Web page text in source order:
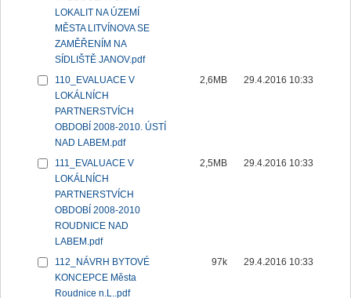
LOKALIT NA ÚZEMÍ
MĚSTA LITVÍNOVA SE
ZAMĚŘENÍM NA
SÍDLIŠTĚ JANOV.pdf
110_EVALUACE V
LOKÁLNÍCH
PARTNERSTVÍCH
OBDOBÍ 2008-2010. ÚSTÍ
NAD LABEM.pdf
2,6MB 29.4.2016 10:33
111_EVALUACE V
LOKÁLNÍCH
PARTNERSTVÍCH
OBDOBÍ 2008-2010
ROUDNICE NAD
LABEM.pdf
2,5MB 29.4.2016 10:33
112_NÁVRH BYTOVÉ
KONCEPCE Města
Roudnice n.L..pdf
97k 29.4.2016 10:33